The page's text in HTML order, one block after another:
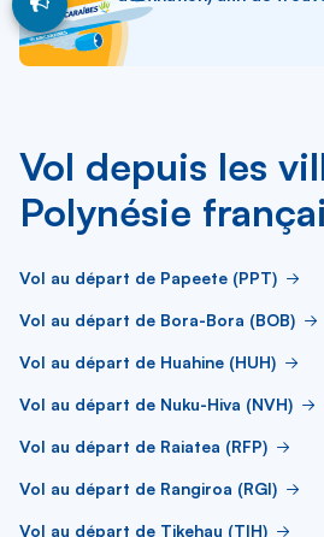
Vol depuis les
Polynésie
Vol au départ de Papeete (PPT)
Vol au départ de Bora-Bora (BOB)
Vol au départ de Huahine (HUH)
Vol au départ de Nuku-Hiva (NVH)
Vol au départ de Raiatea (RFP)
Vol au départ de Rangiroa (RGI)
Vol au départ de Tikehau (TIH)